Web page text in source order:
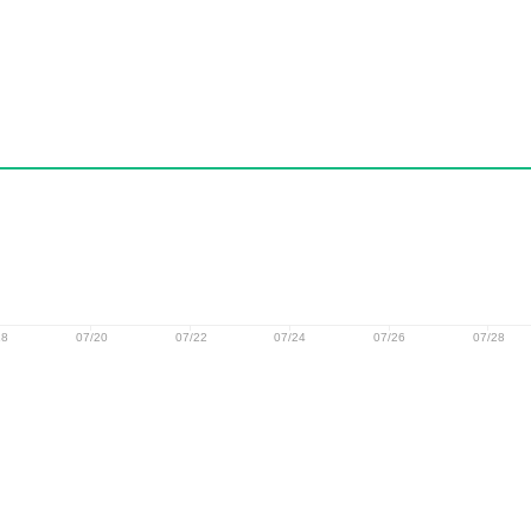
07/20 07/22 07/24 07/26 07/28